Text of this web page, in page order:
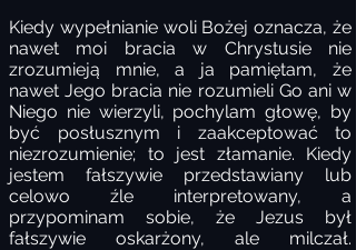
Kiedy wypełnianie woli Bożej oznacza, że
nawet moi bracia w Chrystusie nie
zrozumieją mnie, a ja pamiętam, że
nawet Jego bracia nie rozumieli Go ani w
Niego nie wierzyli, pochylam głowę, by
być posłusznym i zaakceptować to
niezrozumienie; to jest złamanie. Kiedy
jestem fałszywie przedstawiany lub
celowo źle interpretowany, a
przypominam sobie, że Jezus był
fałszywie oskarżony, ale milczał.